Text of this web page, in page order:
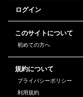
ログイン
このサイトについて
初めての方へ
規約について
プライバシーポリシー
利用規約